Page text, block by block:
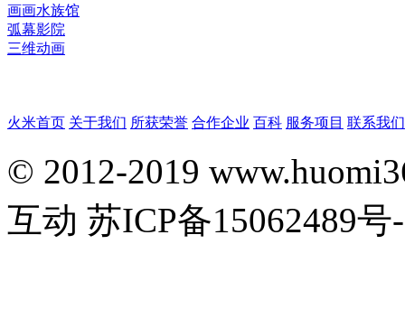
画画水族馆
弧幕影院
三维动画
火米首页 关于我们 所获荣誉 合作企业 百科 服务项目 联系我们
© 2012-2019
互动 苏ICP备15062489号